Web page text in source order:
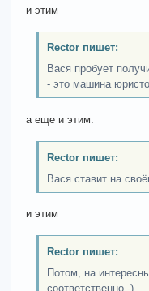
и этим
Rector пишет:
Вася пробует
- это машина
а еще и этим:
Rector пишет:
Вася ставит на
и этим
Rector пишет:
Потом, на
соответственно -)